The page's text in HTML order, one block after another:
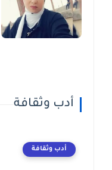
أدب وثقافة
أدب وثقافة